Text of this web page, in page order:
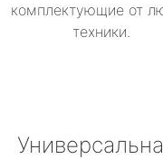
комплектующие от
техники.